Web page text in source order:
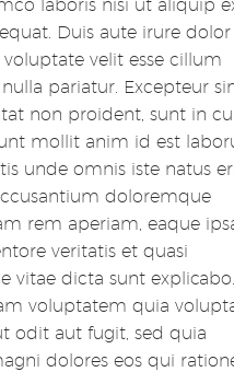
laboris nisi ut aliquip
Duis aute irure dolor
velit esse cillum
pariatur. Excepteur
non proident, sunt in
mollit anim id est
unde omnis iste natus
doloremque
rem aperiam, eaque
veritatis et quasi
vitae dicta sunt explicabo.
voluptatem quia
odit aut fugit, sed quia
dolores eos qui